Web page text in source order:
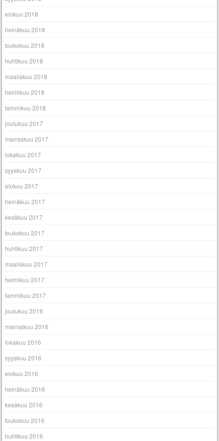
elokuu 2018
heinäkuu 2018
toukokuu 2018
huhtikuu 2018
maaliskuu 2018
helmikuu 2018
tammikuu 2018
joulukuu 2017
marraskuu 2017
lokakuu 2017
syyskuu 2017
elokuu 2017
heinäkuu 2017
kesäkuu 2017
toukokuu 2017
huhtikuu 2017
maaliskuu 2017
helmikuu 2017
tammikuu 2017
joulukuu 2016
marraskuu 2016
lokakuu 2016
syyskuu 2016
elokuu 2016
heinäkuu 2016
kesäkuu 2016
toukokuu 2016
huhtikuu 2016